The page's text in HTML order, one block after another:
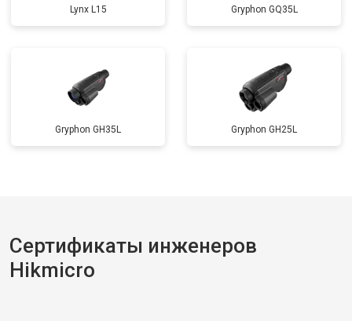
Lynx L15 Gryphon GQ35L
Gryphon GH35L Gryphon GH25L
Сертификаты инженеров
Hikmicro